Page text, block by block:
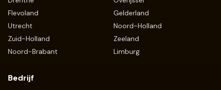
Flevoland
Gelderland
Utrecht
Noord-Holland
Zuid-Holland
Zeeland
Noord-Brabant
Limburg
Bedrijf